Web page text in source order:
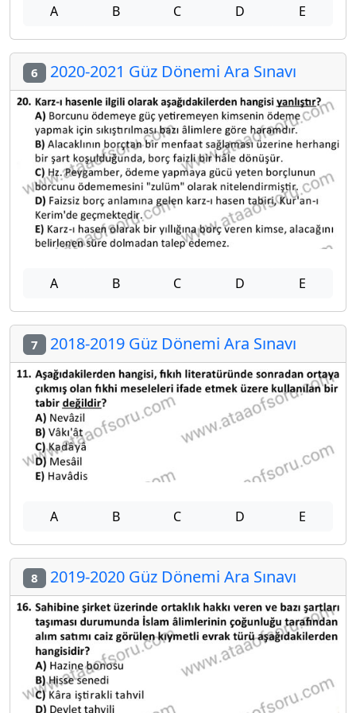
A B C D E
6 2020-2021 Güz Dönemi Ara Sınavı
A B C D E
7 2018-2019 Güz Dönemi Ara Sınavı
A B C D E
8 2019-2020 Güz Dönemi Ara Sınavı